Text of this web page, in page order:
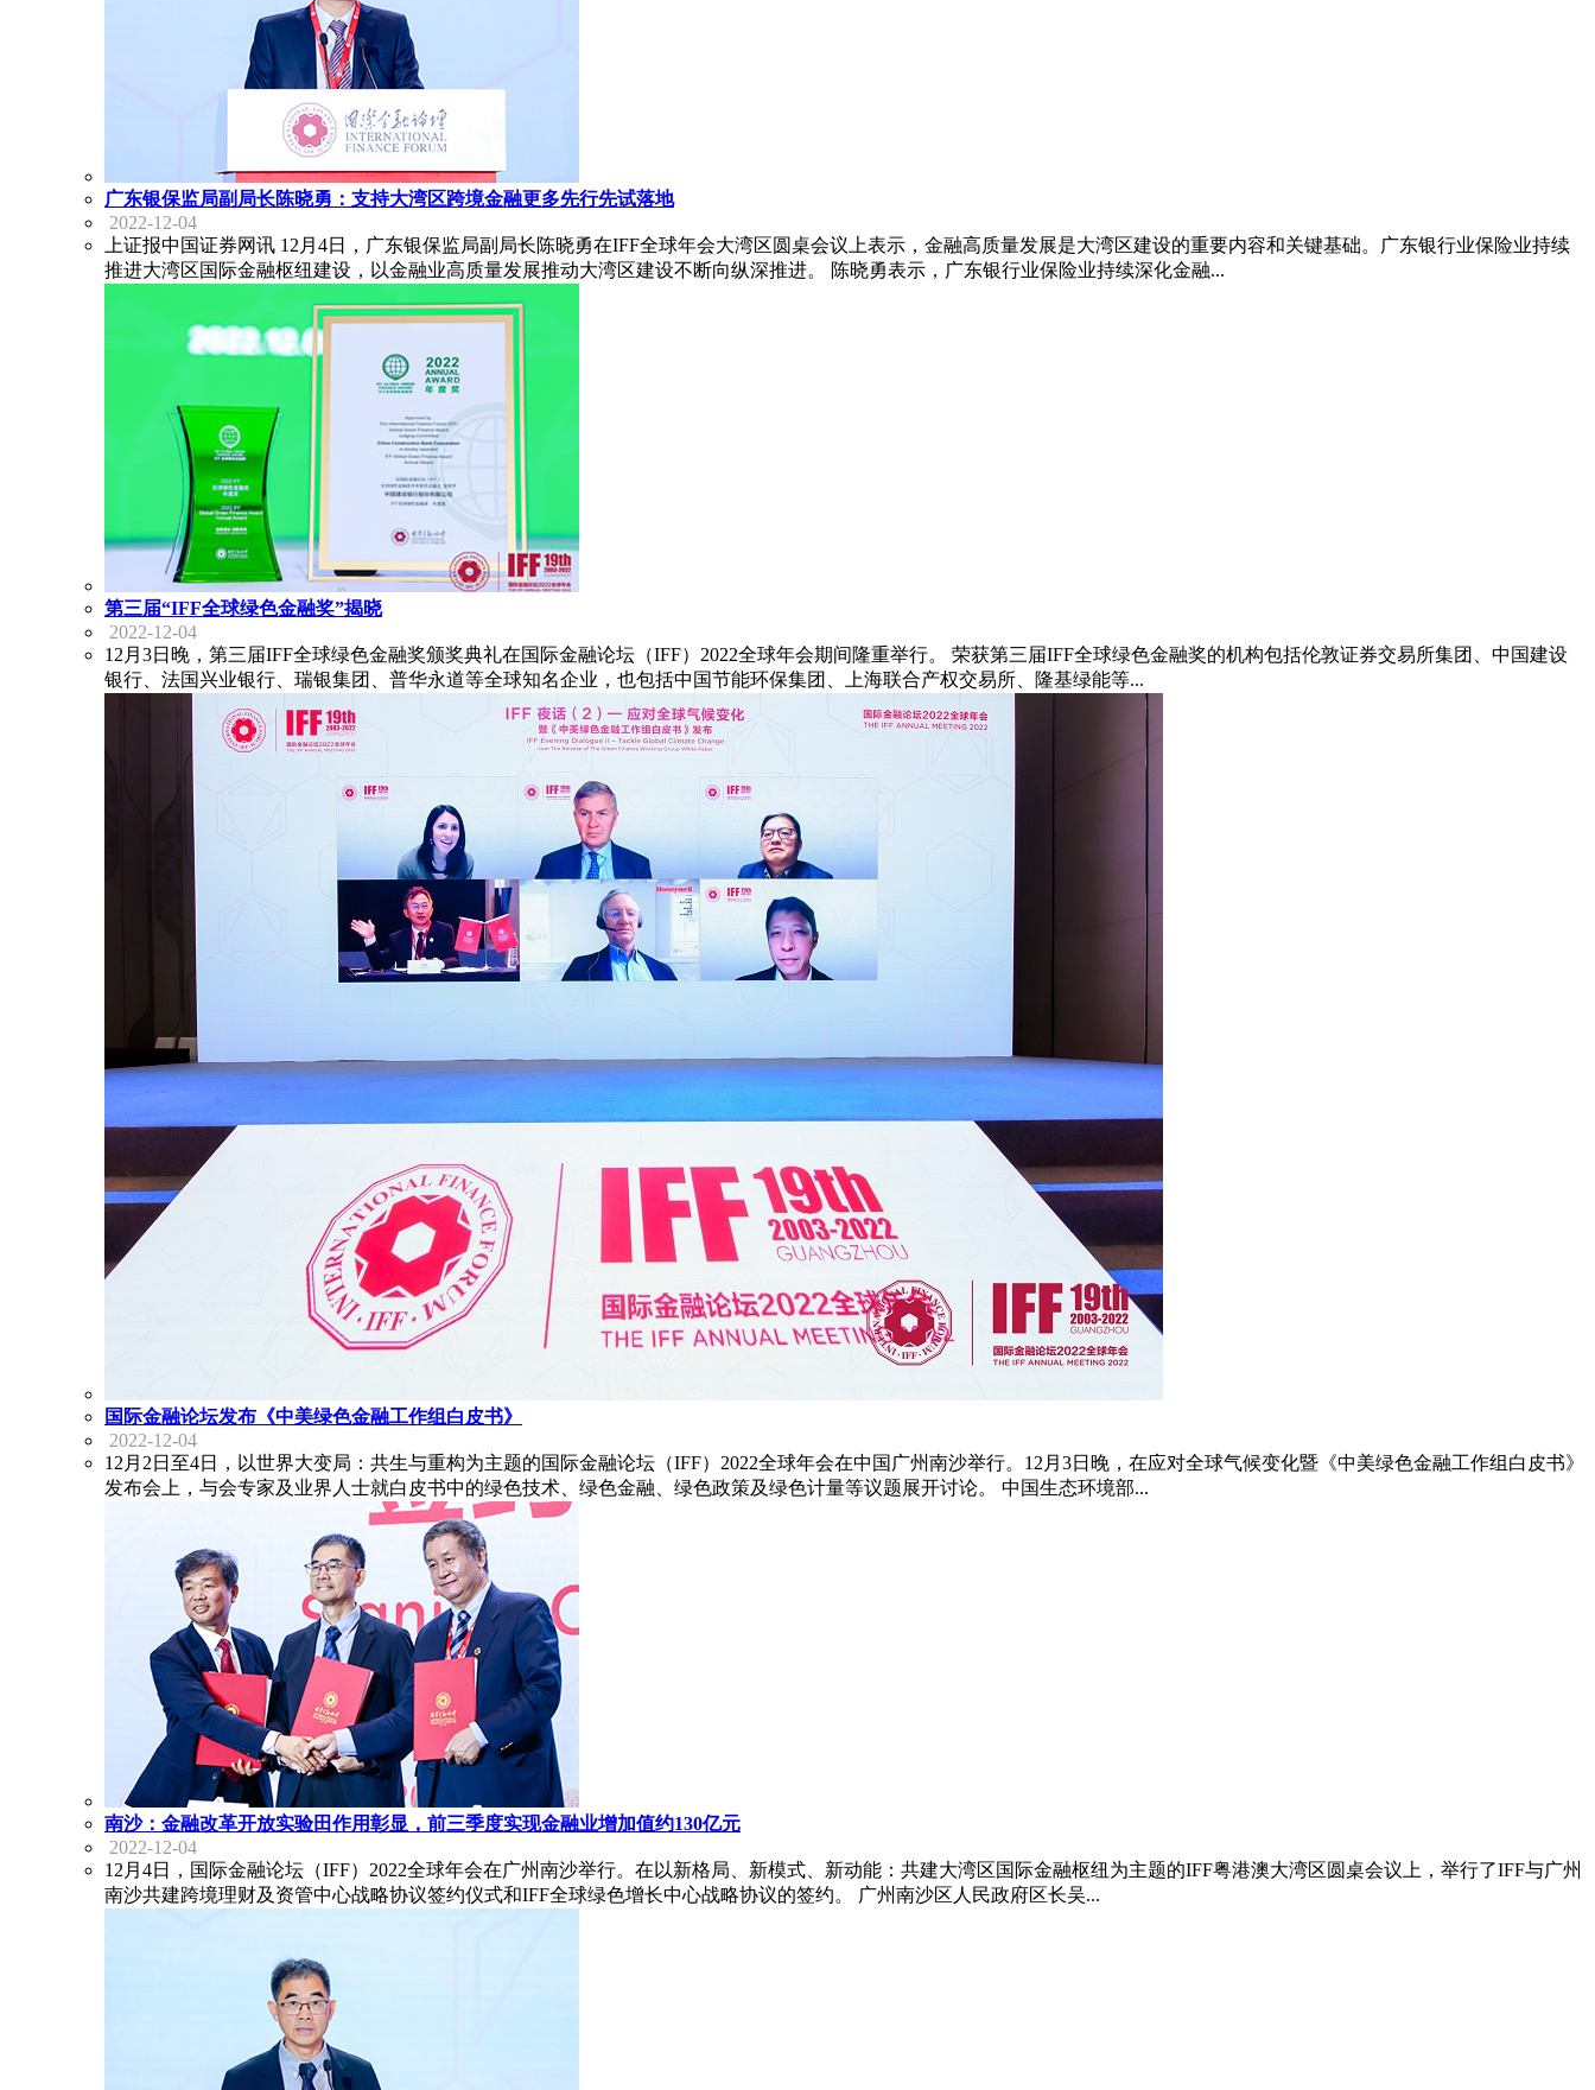
广东银保监局副局长陈晓勇：支持大湾区跨境金融更多先行先试落地
2022-12-04
上证报中国证券网讯 12月4日，广东银保监局副局长陈晓勇在IFF全球年会大湾区圆桌会议上表示，金融高质量发展是大湾区建设的重要内容和关键基础。广东银行业保险业持续
推进大湾区国际金融枢纽建设，以金融业高质量发展推动大湾区建设不断向纵深推进。 陈晓勇表示，广东银行业保险业持续深化金融...
第三届“IFF全球绿色金融奖”揭晓
2022-12-04
12月3日晚，第三届IFF全球绿色金融奖颁奖典礼在国际金融论坛（IFF）2022全球年会期间隆重举行。 荣获第三届IFF全球绿色金融奖的机构包括伦敦证券交易所集团、中国建设
银行、法国兴业银行、瑞银集团、普华永道等全球知名企业，也包括中国节能环保集团、上海联合产权交易所、隆基绿能等...
国际金融论坛发布《中美绿色金融工作组白皮书》
2022-12-04
12月2日至4日，以世界大变局：共生与重构为主题的国际金融论坛（IFF）2022全球年会在中国广州南沙举行。12月3日晚，在应对全球气候变化暨《中美绿色金融工作组白皮书》
发布会上，与会专家及业界人士就白皮书中的绿色技术、绿色金融、绿色政策及绿色计量等议题展开讨论。 中国生态环境部...
南沙：金融改革开放实验田作用彰显，前三季度实现金融业增加值约130亿元
2022-12-04
12月4日，国际金融论坛（IFF）2022全球年会在广州南沙举行。在以新格局、新模式、新动能：共建大湾区国际金融枢纽为主题的IFF粤港澳大湾区圆桌会议上，举行了IFF与广州
南沙共建跨境理财及资管中心战略协议签约仪式和IFF全球绿色增长中心战略协议的签约。 广州南沙区人民政府区长吴...